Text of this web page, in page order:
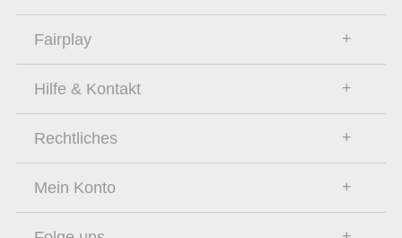
Fairplay
Hilfe & Kontakt
Rechtliches
Mein Konto